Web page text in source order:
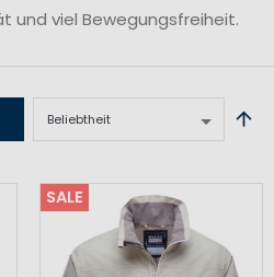
und viel Bewegungsfreiheit.
SALE